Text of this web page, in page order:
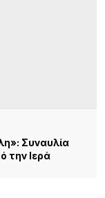
Συναυλία
την Ιερά